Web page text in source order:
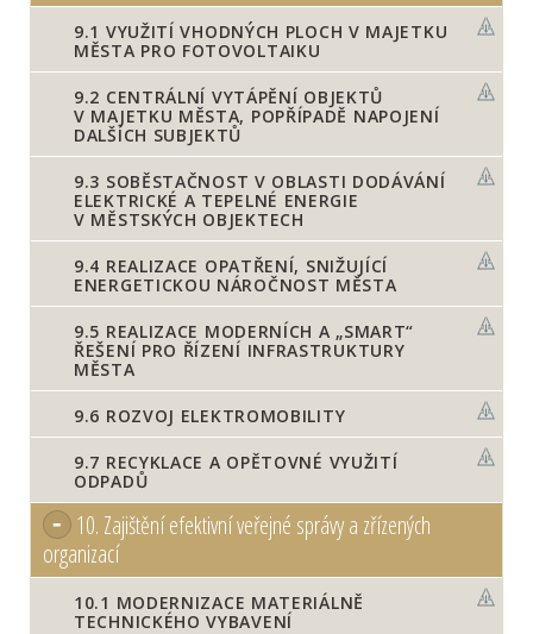
9.1 VYUŽITÍ VHODNÝCH PLOCH V MAJETKU
MĚSTA PRO FOTOVOLTAIKU
9.2 CENTRÁLNÍ VYTÁPĚNÍ OBJEKTŮ
V MAJETKU MĚSTA, POPŘÍPADĚ NAPOJENÍ
DALŠÍCH SUBJEKTŮ
9.3 SOBĚSTAČNOST V OBLASTI DODÁVÁNÍ
ELEKTRICKÉ A TEPELNÉ ENERGIE
V MĚSTSKÝCH OBJEKTECH
9.4 REALIZACE OPATŘENÍ, SNIŽUJÍCÍ
ENERGETICKOU NÁROČNOST MĚSTA
9.5 REALIZACE MODERNÍCH A „SMART“
ŘEŠENÍ PRO ŘÍZENÍ INFRASTRUKTURY
MĚSTA
9.6 ROZVOJ ELEKTROMOBILITY
9.7 RECYKLACE A OPĚTOVNÉ VYUŽITÍ
ODPADŮ
10. Zajištění efektivní veřejné správy a zřízených
organizací
10.1 MODERNIZACE MATERIÁLNĚ
TECHNICKÉHO VYBAVENÍ